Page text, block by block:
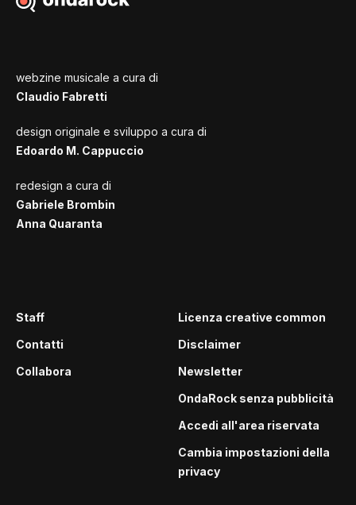
webzine musicale a cura di
Claudio Fabretti
design originale e sviluppo a cura di
Edoardo M. Cappuccio
redesign a cura di
Gabriele Brombin
Anna Quaranta
Staff
Contatti
Collabora
Licenza creative common
Disclaimer
Newsletter
OndaRock senza pubblicità
Accedi all'area riservata
Cambia impostazioni della
privacy